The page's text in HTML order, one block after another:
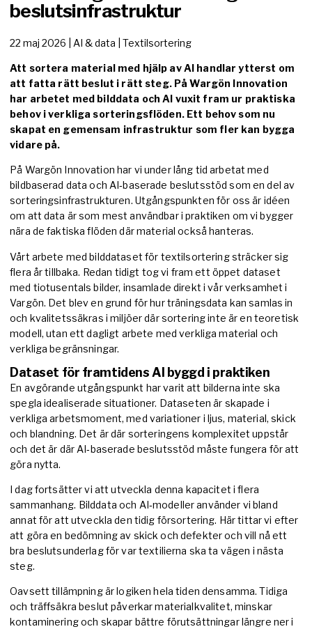
beslutsinfrastruktur
22 maj 2026 | AI & data | Textilsortering
Att sortera material med hjälp av AI handlar ytterst om
att fatta rätt beslut i rätt steg. På Wargön Innovation
har arbetet med bilddata och AI vuxit fram ur praktiska
behov i verkliga sorteringsflöden. Ett behov som nu
skapat en gemensam infrastruktur som fler kan bygga
vidare på.
På Wargön Innovation har vi under lång tid arbetat med
bildbaserad data och AI‑baserade beslutsstöd som en del av
sorteringsinfrastrukturen. Utgångspunkten för oss är idéen
om att data är som mest användbar i praktiken om vi bygger
nära de faktiska flöden där material också hanteras.
Vårt arbete med bilddataset för textilsortering sträcker sig
flera år tillbaka. Redan tidigt tog vi fram ett öppet dataset
med tiotusentals bilder, insamlade direkt i vår verksamhet i
Vargön. Det blev en grund för hur träningsdata kan samlas in
och kvalitetssäkras i miljöer där sortering inte är en teoretisk
modell, utan ett dagligt arbete med verkliga material och
verkliga begränsningar.
Dataset för framtidens AI byggd i praktiken
En avgörande utgångspunkt har varit att bilderna inte ska
spegla idealiserade situationer. Dataseten är skapade i
verkliga arbetsmoment, med variationer i ljus, material, skick
och blandning. Det är där sorteringens komplexitet uppstår
och det är där AI‑baserade beslutsstöd måste fungera för att
göra nytta.
I dag fortsätter vi att utveckla denna kapacitet i flera
sammanhang. Bilddata och AI‑modeller använder vi bland
annat för att utveckla den tidig försortering. Här tittar vi efter
att göra en bedömning av skick och defekter och vill nå ett
bra beslutsunderlag för var textilierna ska ta vägen i nästa
steg.
Oavsett tillämpning är logiken hela tiden densamma. Tidiga
och träffsäkra beslut påverkar materialkvalitet, minskar
kontaminering och skapar bättre förutsättningar längre ner i